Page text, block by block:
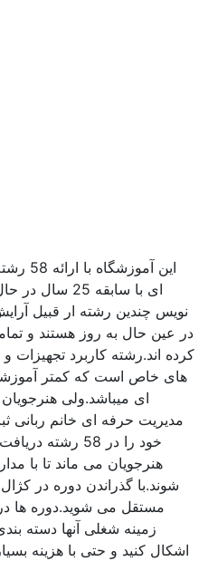
این آموزشگاه با ارائه
ای با سابقه 25 سال در حال
رشته ار قبیل آرایش دائم
به روز هستند و تمامی
کاربرد تجهیزات و لیزر
است که کمتر آموزشگاهی قادر
میباشد.ولی هنرجویان به راحتی
ای خانم ربانی ثبت نام
خود را در 58 رشته دریافت
می ماند تا با مدارک کژال
گذراندن دوره در کژال فورا به
می شوید.دوره ها در مجموعه با
شغلی آنها دسته بندی شده می
و حتی با هزینه بسیار کم